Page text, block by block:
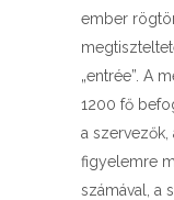
ember
„entrée”. A
1200 fő
a
figyelemre
számával, a